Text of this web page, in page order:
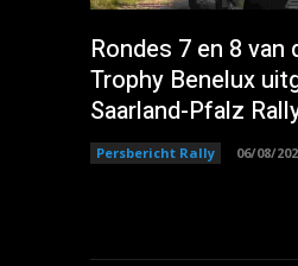
Rondes 7 en 8
Trophy Benelux
Saarland-Pfalz
Persbericht Rally 06/08/